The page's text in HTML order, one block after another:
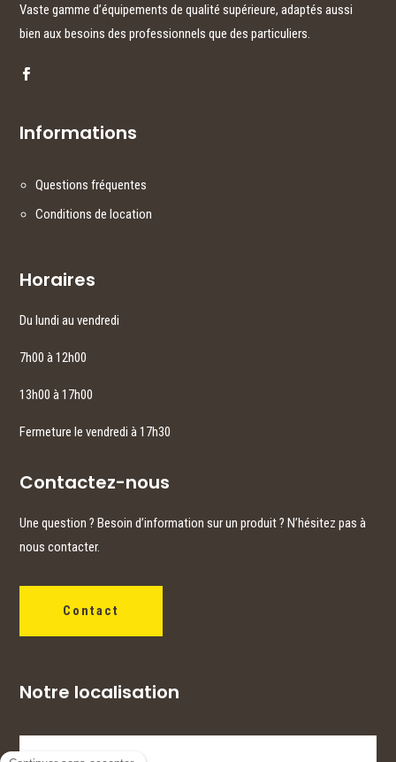
Vaste gamme d’équipements de qualité supérieure, adaptés aussi
bien aux besoins des professionnels que des particuliers.
Informations
Questions fréquentes
Conditions de location
Horaires
Du lundi au vendredi
7h00 à 12h00
13h00 à 17h00
Fermeture le vendredi à 17h30
Contactez-nous
Une question ? Besoin d’information sur un produit ? N’hésitez pas à
nous contacter.
Contact
Notre localisation